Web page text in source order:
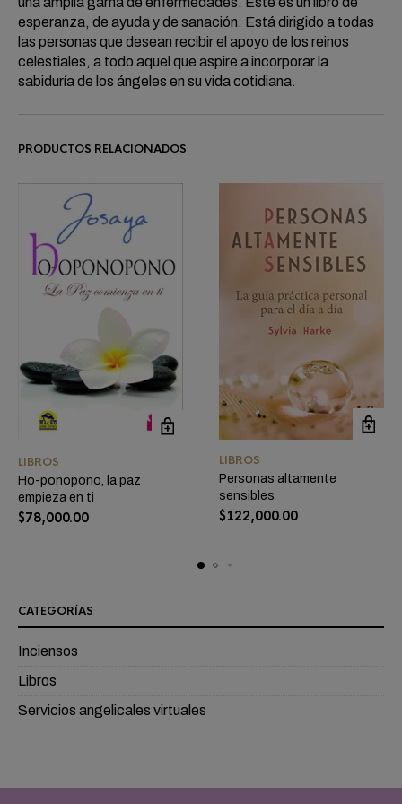
esperanza, de ayuda y de sanación. Está dirigido a todas
las personas que desean recibir el apoyo de los reinos
celestiales, a todo aquel que aspire a incorporar la
sabiduría de los ángeles en su vida cotidiana.
PRODUCTOS RELACIONADOS
LIBROS
Ho-ponopono, la paz
empieza en ti
$78,000.00
LIBROS
Personas altamente
sensibles
$122,000.00
CATEGORÍAS
Inciensos
Libros
Servicios angelicales virtuales